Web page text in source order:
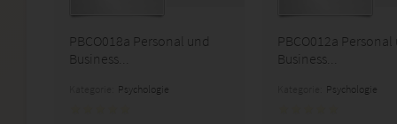
PBCO018a Personal und
Business...
Psychologie
PBCO012a
Business...
Psychologie